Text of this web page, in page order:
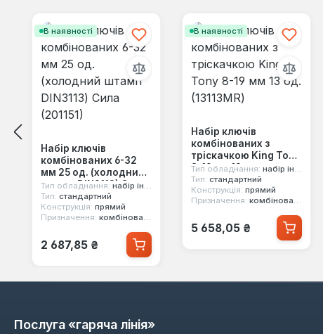
В наявності
Набір ключів
комбінованих 6-32
мм 25 од. (холодний
штамп DIN3113) Сила
(201151)
Тип обладнання: набір інструментів
Тип: стандартний
Конструкція: прямий
Призначення: комбінований, двосторонній, 12-ти гранний
Звичайна ціна:
2 687,85 ₴
В наявності
Набір ключів
комбінованих з
тріскачкою King Tony
8-19 мм 13 од.
(13113MR)
Тип обладнання: набір інструментів
Тип: стандартний
Конструкція: прямий
Призначення: комбінований, двосторонній, 12-ти гранний, з тріскачкою
Звичайна ціна:
5 658,05 ₴
Послуга «гаряча лінія»